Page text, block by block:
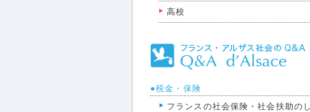
高校
●税金・保険
フランスの社会保険・社会扶助のし